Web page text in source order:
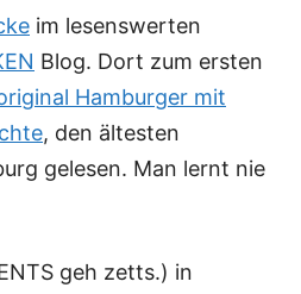
im lesenswerten
Blog. Dort zum ersten
Hamburger mit
, den ältesten
gelesen. Man lernt nie
geh zetts.) in